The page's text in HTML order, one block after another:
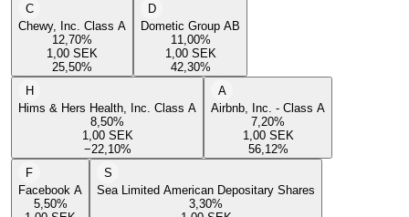
C
Chewy, Inc. Class A
12,70%
1,00 SEK
25,50%
D
Dometic Group AB
11,00%
1,00 SEK
42,30%
H
Hims & Hers Health, Inc. Class A
8,50%
1,00 SEK
−22,10%
A
Airbnb, Inc. - Class A
7,20%
1,00 SEK
56,12%
F
Facebook A
5,50%
S
Sea Limited American Depositary Shares
3,30%